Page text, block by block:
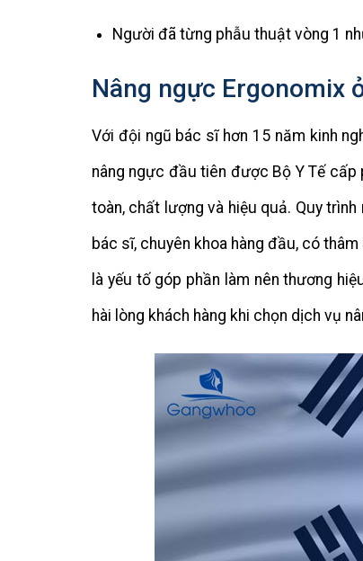
Người đã từng phẫu thuật vòng 1
Nâng ngực Ergonomix
Với đội ngũ bác sĩ hơn 15 năm kinh
nâng ngực đầu tiên được Bộ Y Tế
toàn, chất lượng và hiệu quả. Quy
bác sĩ, chuyên khoa hàng đầu, có
là yếu tố góp phần làm nên thương
hài lòng khách hàng khi chọn dịch vụ